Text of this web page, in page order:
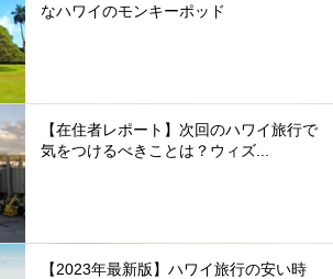
なハワイのモンキーポッド
【在住者レポート】次回のハワイ旅行で
気をつけるべきことは？ウィズ...
【2023年最新版】ハワイ旅行の安い時